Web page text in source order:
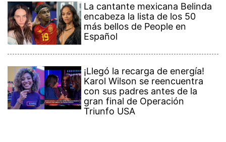
La cantante mexicana Belinda
encabeza la lista de los 50
más bellos de People en
Español
¡Llegó la recarga de energía!
Karol Wilson se reencuentra
con sus padres antes de la
gran final de Operación
Triunfo USA